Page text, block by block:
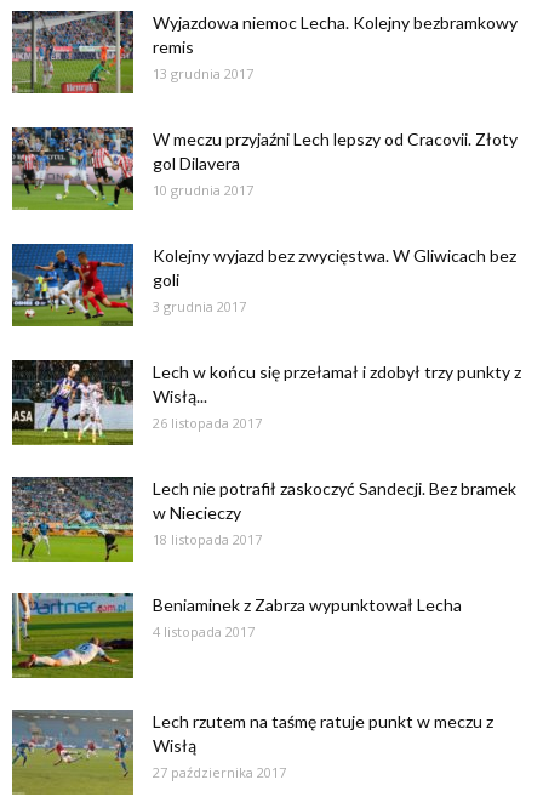
Wyjazdowa niemoc Lecha. Kolejny bezbramkowy
remis
13 grudnia 2017
W meczu przyjaźni Lech lepszy od Cracovii. Złoty
gol Dilavera
10 grudnia 2017
Kolejny wyjazd bez zwycięstwa. W Gliwicach bez
goli
3 grudnia 2017
Lech w końcu się przełamał i zdobył trzy punkty z
Wisłą...
26 listopada 2017
Lech nie potrafił zaskoczyć Sandecji. Bez bramek
w Niecieczy
18 listopada 2017
Beniaminek z Zabrza wypunktował Lecha
4 listopada 2017
Lech rzutem na taśmę ratuje punkt w meczu z
Wisłą
27 października 2017